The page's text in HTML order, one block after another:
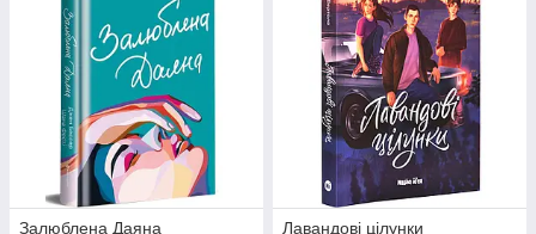
Залюблена Даяна
Лавандові цілунки